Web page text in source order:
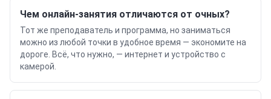
Чем онлайн-занятия отличаются от очных?
Тот же преподаватель и программа, но заниматься
можно из любой точки в удобное время — экономите на
дороге. Всё, что нужно, — интернет и устройство с
камерой.